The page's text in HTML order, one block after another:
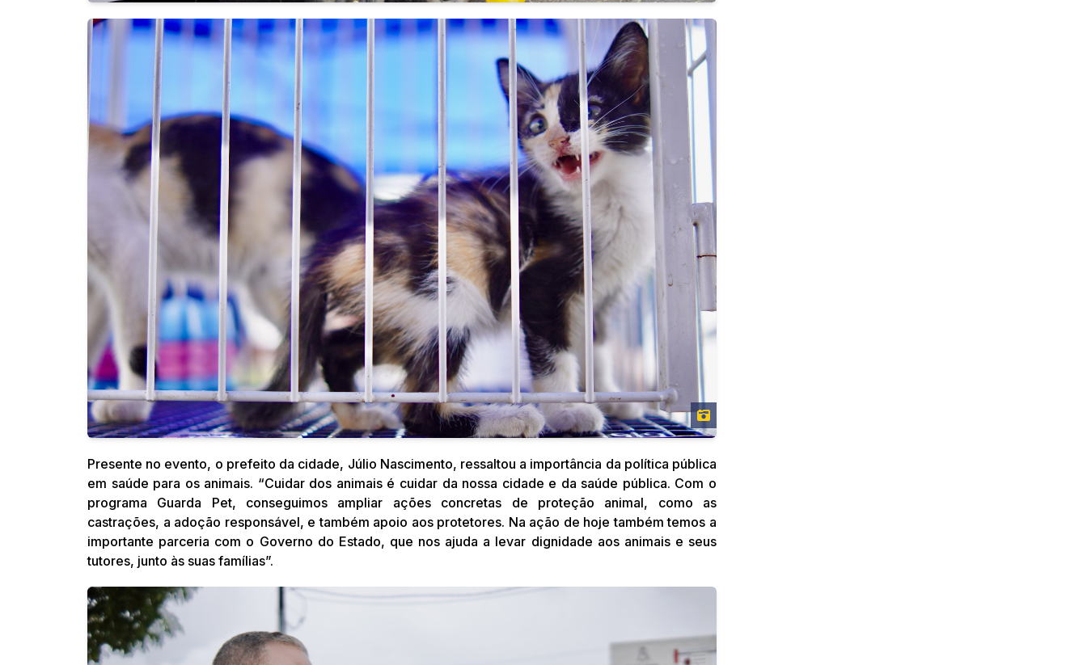
Presente no evento, o prefeito da cidade, Júlio Nascimento, ressaltou a importância da política pública
em saúde para os animais. “Cuidar dos animais é cuidar da nossa cidade e da saúde pública. Com o
programa Guarda Pet, conseguimos ampliar ações concretas de proteção animal, como as
castrações, a adoção responsável, e também apoio aos protetores. Na ação de hoje também temos a
importante parceria com o Governo do Estado, que nos ajuda a levar dignidade aos animais e seus
tutores, junto às suas famílias”.